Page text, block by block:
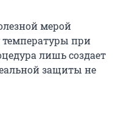
мерой
при
лишь создает
защиты не